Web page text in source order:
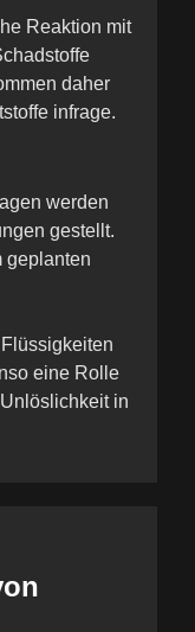
Reaktion mit
daher
infrage.
werden
gestellt.
geplanten
eine Rolle
in